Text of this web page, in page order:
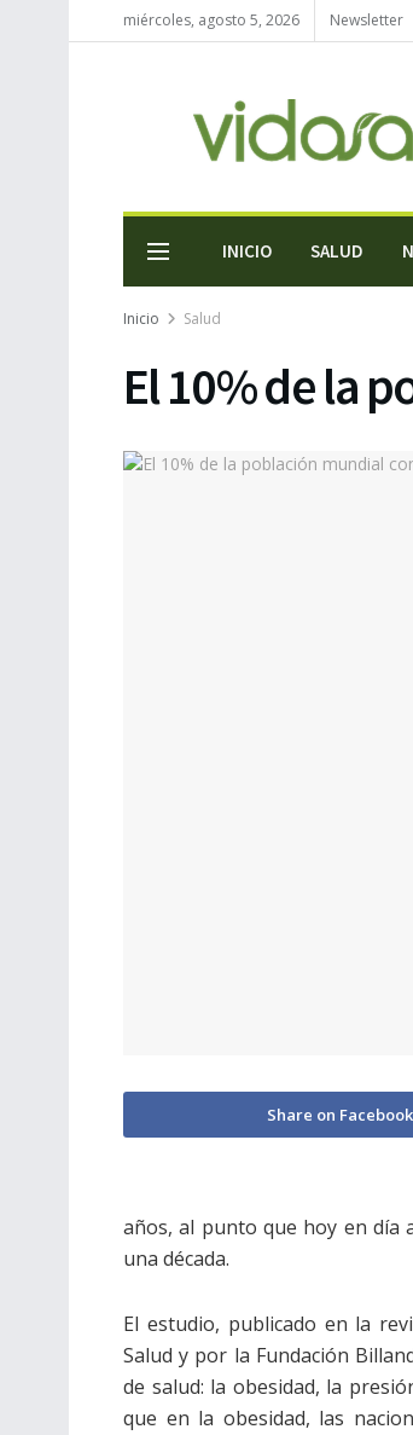
miércoles, agosto 5, 2026 Newsletter
INICIO SALUD
Inicio Salud
El 10% de la
Share on Facebook
años, al punto que hoy en día
una década.
El estudio, publicado en la
Salud y por la Fundación
de salud: la obesidad, la
que en la obesidad, las